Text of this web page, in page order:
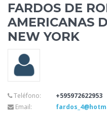
FARDOS DE
AMERICANAS
NEW YORK
Teléfono:
+595972622953
Email: